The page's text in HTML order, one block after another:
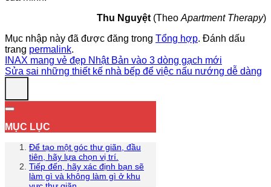
Thu Nguyệt (TheoApartment Therapy)
Mục nhập này đã được đăng trong Tổng hợp. Đánh dấu
trang permalink.
INAX mang vẻ đẹp Nhật Bản vào 3 dòng gạch mới
Sửa sai những thiết kế nhà bếp để việc nấu nướng dễ dàng
MỤC LỤC
Để tạo một góc thư giãn, đầu
tiên, hãy lựa chọn vị trí.
Tiếp đến, hãy xác định bạn sẽ
làm gì và không làm gì ở khu